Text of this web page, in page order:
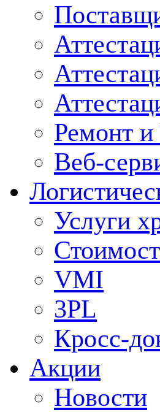
Ремонт и
Веб-
Услуги
VMI
3PL
Кросс-
Акции
Новости